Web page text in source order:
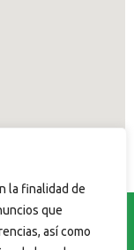
la finalidad de
que
así como
Rutas